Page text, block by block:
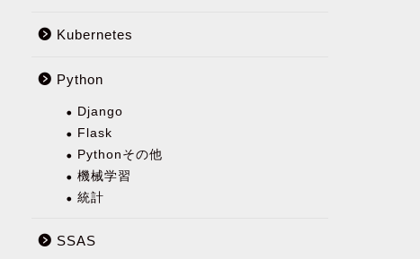
Kubernetes
Python
Django
Flask
Pythonその他
機械学習
統計
SSAS